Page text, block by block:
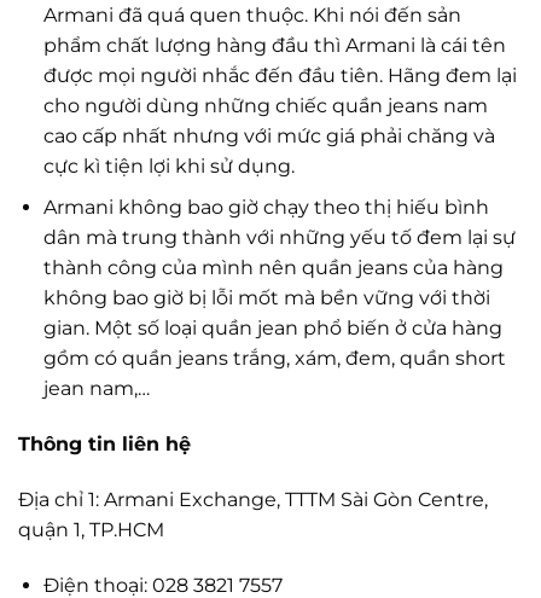
Armani đã quá quen thuộc. Khi nói đến sản
phẩm chất lượng hàng đầu thì Armani là cái tên
được mọi người nhắc đến đầu tiên. Hãng đem lại
cho người dùng những chiếc quần jeans nam
cao cấp nhất nhưng với mức giá phải chăng và
cực kì tiện lợi khi sử dụng.
Armani không bao giờ chạy theo thị hiếu bình
dân mà trung thành với những yếu tố đem lại sự
thành công của mình nên quần jeans của hàng
không bao giờ bị lỗi mốt mà bền vững với thời
gian. Một số loại quần jean phổ biến ở cửa hàng
gồm có quần jeans trắng, xám, đem, quần short
jean nam,…
Thông tin liên hệ
Địa chỉ 1: Armani Exchange, TTTM Sài Gòn Centre,
quận 1, TP.HCM
Điện thoại: 028 3821 7557